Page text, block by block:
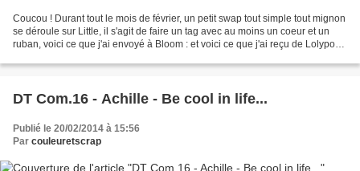
Coucou ! Durant tout le mois de février, un petit swap tout simple tout mignon
se déroule sur Little, il s'agit de faire un tag avec au moins un coeur et un
ruban, voici ce que j'ai envoyé à Bloom : et voici ce que j'ai reçu de Lolypop :
DT Com.16 - Achille - Be cool in life...
Publié le 20/02/2014 à 15:56
Par couleuretscrap